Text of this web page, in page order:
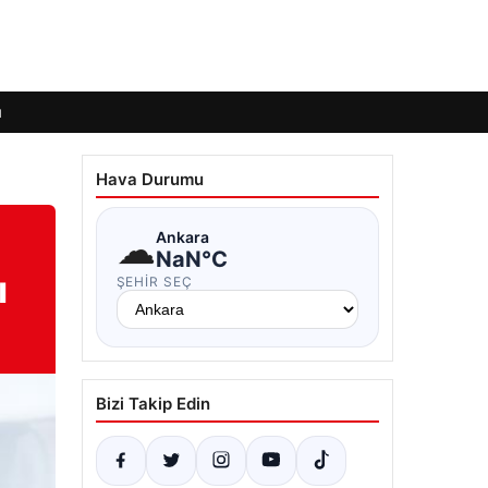
Hava Durumu
☁Ankara
NaN°C
ŞEHIR SEÇ
Bizi Takip Edin